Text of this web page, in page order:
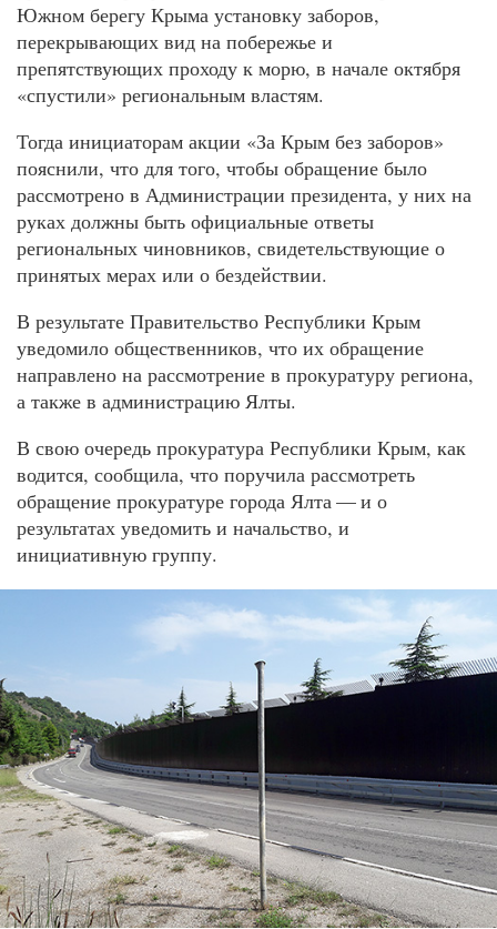
Южном берегу Крыма установку заборов,
перекрывающих вид на побережье и
препятствующих проходу к морю, в начале октября
«спустили» региональным властям.
Тогда инициаторам акции «За Крым без заборов»
пояснили, что для того, чтобы обращение было
рассмотрено в Администрации президента, у них на
руках должны быть официальные ответы
региональных чиновников, свидетельствующие о
принятых мерах или о бездействии.
В результате Правительство Республики Крым
уведомило общественников, что их обращение
направлено на рассмотрение в прокуратуру региона,
а также в администрацию Ялты.
В свою очередь прокуратура Республики Крым, как
водится, сообщила, что поручила рассмотреть
обращение прокуратуре города Ялта — и о
результатах уведомить и начальство, и
инициативную группу.